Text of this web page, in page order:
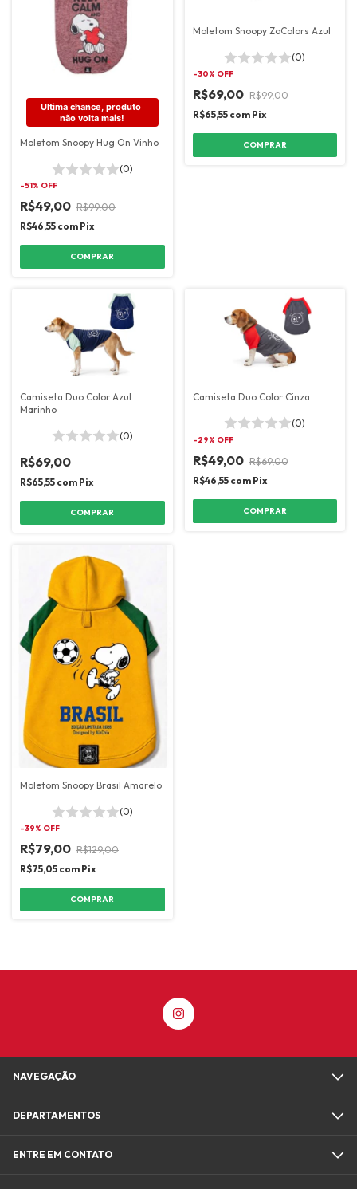
Ultima chance, produto
não volta mais!
Moletom Snoopy Hug On Vinho
(0)
-51% OFF
R$49,00 R$99,00
R$46,55 com Pix
COMPRAR
Moletom Snoopy ZoColors Azul
(0)
-30% OFF
R$69,00 R$99,00
R$65,55 com Pix
COMPRAR
Camiseta Duo Color Azul
Marinho
(0)
R$69,00
R$65,55 com Pix
COMPRAR
Camiseta Duo Color Cinza
(0)
-29% OFF
R$49,00 R$69,00
R$46,55 com Pix
COMPRAR
Moletom Snoopy Brasil Amarelo
(0)
-39% OFF
R$79,00 R$129,00
R$75,05 com Pix
COMPRAR
NAVEGAÇÃO
DEPARTAMENTOS
ENTRE EM CONTATO